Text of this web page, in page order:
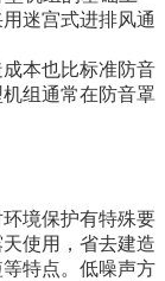
迷宫式进排风通
本也比标准防音
组通常在防音罩
境保护有特殊要
使用，省去建造
特点。低噪声方